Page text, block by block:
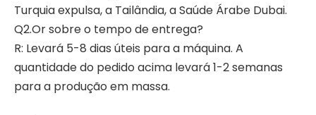
Turquia expulsa, a Tailândia, a Saúde Árabe Dubai.
Q2.Or sobre o tempo de entrega?
R: Levará 5-8 dias úteis para a máquina. A
quantidade do pedido acima levará 1-2 semanas
para a produção em massa.